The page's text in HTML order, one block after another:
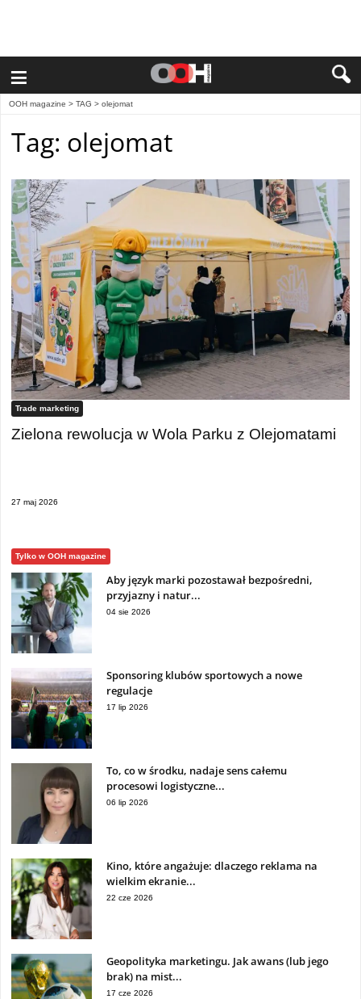
≡
OOH magazine > TAG > olejomat
Tag: olejomat
Trade marketing
Zielona rewolucja w Wola Parku z Olejomatami
27 maj 2026
Tylko w OOH magazine
Aby język marki pozostawał bezpośredni,
przyjazny i natur...
04 sie 2026
Sponsoring klubów sportowych a nowe
regulacje
17 lip 2026
To, co w środku, nadaje sens całemu
procesowi logistyczne...
06 lip 2026
Kino, które angażuje: dlaczego reklama na
wielkim ekranie...
22 cze 2026
Geopolityka marketingu. Jak awans (lub jego
brak) na mist...
17 cze 2026